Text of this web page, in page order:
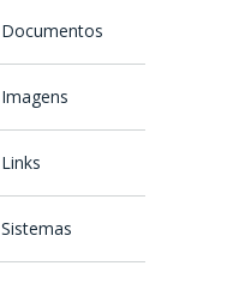
Documentos
Imagens
Links
Sistemas